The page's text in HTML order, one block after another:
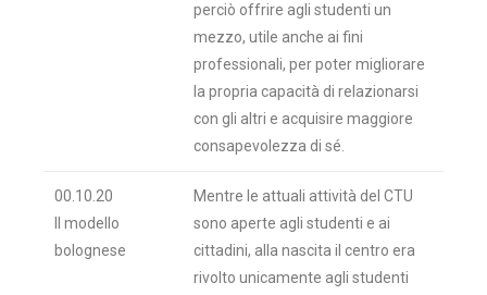
perciò offrire agli studenti un
mezzo, utile anche ai fini
professionali, per poter migliorare
la propria capacità di relazionarsi
con gli altri e acquisire maggiore
consapevolezza di sé.
00.10.20
Il modello
bolognese
Mentre le attuali attività del CTU
sono aperte agli studenti e ai
cittadini, alla nascita il centro era
rivolto unicamente agli studenti